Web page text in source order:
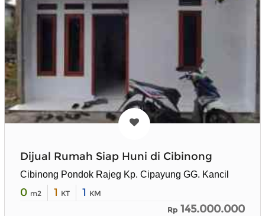
Dijual Rumah Siap Huni di Cibinong
Cibinong Pondok Rajeg Kp. Cipayung GG. Kancil
0 m2 1 KT 1 KM
Rp 145.000.000